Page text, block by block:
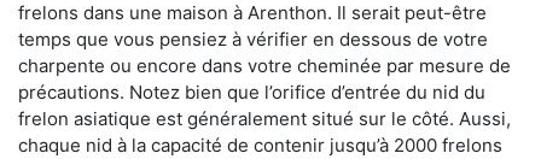
frelons dans une maison à Arenthon. Il serait peut-être
temps que vous pensiez à vérifier en dessous de votre
charpente ou encore dans votre cheminée par mesure de
précautions. Notez bien que l’orifice d’entrée du nid du
frelon asiatique est généralement situé sur le côté. Aussi,
chaque nid à la capacité de contenir jusqu’à 2000 frelons